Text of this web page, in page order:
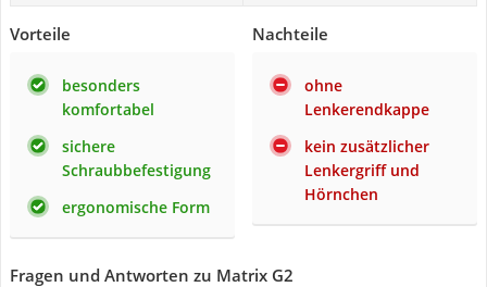
Vorteile
besonders
komfortabel
sichere
Schraubbefestigung
ergonomische Form
Nachteile
ohne
Lenkerendkappe
kein zusätzlicher
Lenkergriff und
Hörnchen
Fragen und Antworten zu Matrix G2